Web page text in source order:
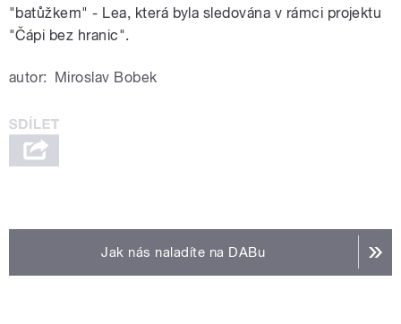
"batůžkem" - Lea, která byla sledována v rámci projektu
"Čápi bez hranic".
autor: Miroslav Bobek
Jak nás naladíte na DABu